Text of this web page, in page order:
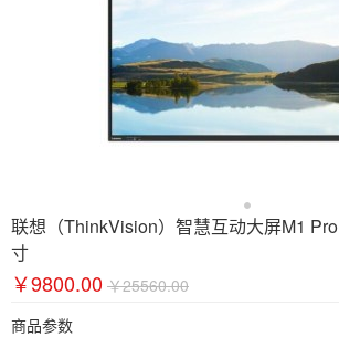
联想（ThinkVision）智慧互动大屏M1
寸
￥9800.00 ￥25560.00
商品参数